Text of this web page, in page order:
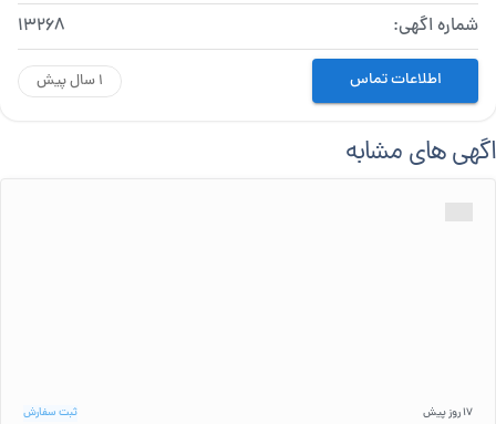
شماره اگهی:
13268
اطلاعات تماس 1 سال پیش
اگهی های مشابه
17 روز پیش ثبت سفارش